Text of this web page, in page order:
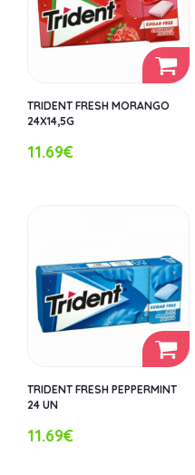
TRIDENT FRESH MORANGO
24X14,5G
11.69€
TRIDENT FRESH PEPPERMINT
24 UN
11.69€